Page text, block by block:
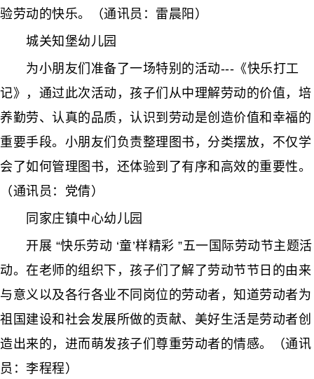
验劳动的快乐。（通讯员：雷晨阳）
城关知堡幼儿园
为小朋友们准备了一场特别的活动---《快乐打工
记》，通过此次活动，孩子们从中理解劳动的价值，培
养勤劳、认真的品质，认识到劳动是创造价值和幸福的
重要手段。小朋友们负责整理图书，分类摆放，不仅学
会了如何管理图书，还体验到了有序和高效的重要性。
（通讯员：党倩）
同家庄镇中心幼儿园
开展 “快乐劳动 ‘童’样精彩 ”五一国际劳动节主题活
动。在老师的组织下，孩子们了解了劳动节节日的由来
与意义以及各行各业不同岗位的劳动者，知道劳动者为
祖国建设和社会发展所做的贡献、美好生活是劳动者创
造出来的，进而萌发孩子们尊重劳动者的情感。（通讯
员：李程程）